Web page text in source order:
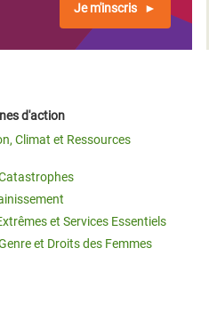
Yémen
Réfugié·es au
du Sud
Syrie
Je m'inscris
d'action
Climat et Ressources
et Services Essentiels
et Droits des Femmes